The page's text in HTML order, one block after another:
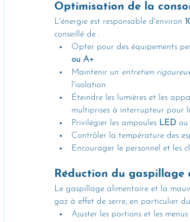
Optimisation de la
L'énergie est responsable d'environ
conseillé de :
Opter pour des équipements
ou A+.
Maintenir un entretien
l'isolation.
Éteindre les lumières et les
multiprises à interrupteur pour
Privilégier les ampoules LED ou
Contrôler la température des
Encourager le personnel et les
Réduction du gaspillage
Le gaspillage alimentaire et la
gaz à effet de serre, en particulier
Ajuster les portions et les